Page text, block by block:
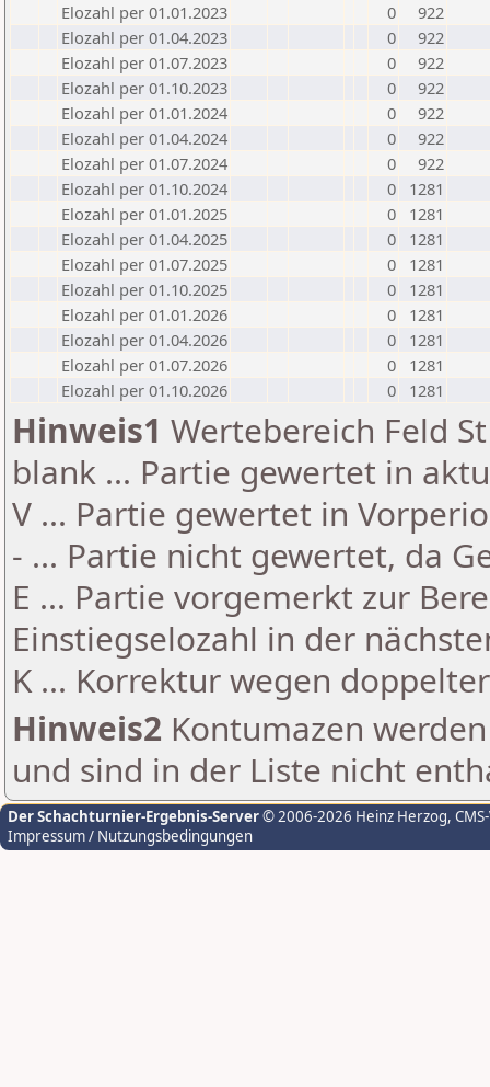
Elozahl per 01.01.2023
0
922
Elozahl per 01.04.2023
0
922
Elozahl per 01.07.2023
0
922
Elozahl per 01.10.2023
0
922
Elozahl per 01.01.2024
0
922
Elozahl per 01.04.2024
0
922
Elozahl per 01.07.2024
0
922
Elozahl per 01.10.2024
0
1281
Elozahl per 01.01.2025
0
1281
Elozahl per 01.04.2025
0
1281
Elozahl per 01.07.2025
0
1281
Elozahl per 01.10.2025
0
1281
Elozahl per 01.01.2026
0
1281
Elozahl per 01.04.2026
0
1281
Elozahl per 01.07.2026
0
1281
Elozahl per 01.10.2026
0 1281
Hinweis1 Wertebereich Feld
blank ... Partie gewertet in
V ... Partie gewertet in
- ... Partie nicht gewertet, da
E ... Partie vorgemerkt zur
Einstiegselozahl in der
K ... Korrektur wegen
Hinweis2 Kontumazen
und sind in der Liste nicht
Der Schachturnier-Ergebnis-Server© 2006-2026 Heinz Herzog,
Impressum / Nutzungsbedingungen